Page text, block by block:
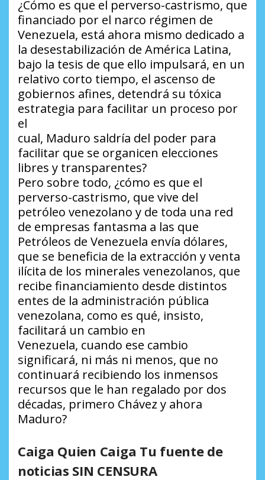
¿Cómo es que el perverso-castrismo, que
financiado por el narco régimen de
Venezuela, está ahora mismo dedicado a
la desestabilización de América Latina,
bajo la tesis de que ello impulsará, en un
relativo corto tiempo, el ascenso de
gobiernos afines, detendrá su tóxica
estrategia para facilitar un proceso por
el
cual, Maduro saldría del poder para
facilitar que se organicen elecciones
libres y transparentes?
Pero sobre todo, ¿cómo es que el
perverso-castrismo, que vive del
petróleo venezolano y de toda una red
de empresas fantasma a las que
Petróleos de Venezuela envía dólares,
que se beneficia de la extracción y venta
ilícita de los minerales venezolanos, que
recibe financiamiento desde distintos
entes de la administración pública
venezolana, como es qué, insisto,
facilitará un cambio en
Venezuela, cuando ese cambio
significará, ni más ni menos, que no
continuará recibiendo los inmensos
recursos que le han regalado por dos
décadas, primero Chávez y ahora
Maduro?
Caiga Quien Caiga Tu fuente de
noticias SIN CENSURA